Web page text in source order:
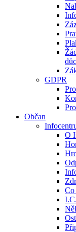
GDPR
Občan
O
Co